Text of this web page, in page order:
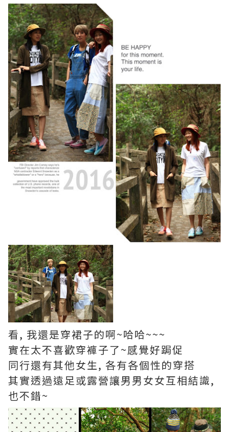
看, 我還是穿裙子的啊~哈哈~~~
實在太不喜歡穿褲子了~感覺好跼促
同行還有其他女生, 各有各個性的穿搭
其實透過遠足或露營讓男男女女互相結識,
也不錯~